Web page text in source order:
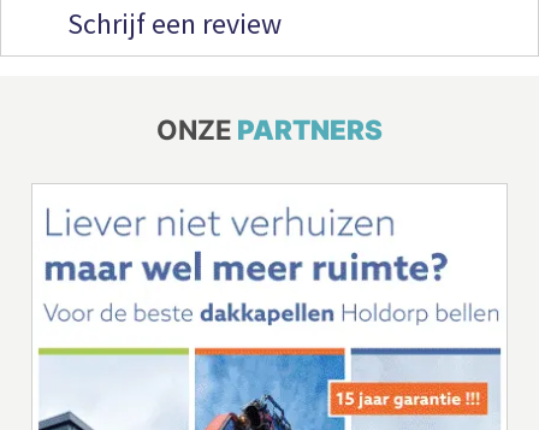
Schrijf een review
ONZE PARTNERS